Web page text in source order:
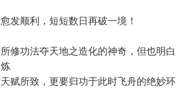
顺利，短短数日再破一境！
功法夺天地之造化的神奇，但也明白
赋所致，更要归功于此时飞舟的绝妙环